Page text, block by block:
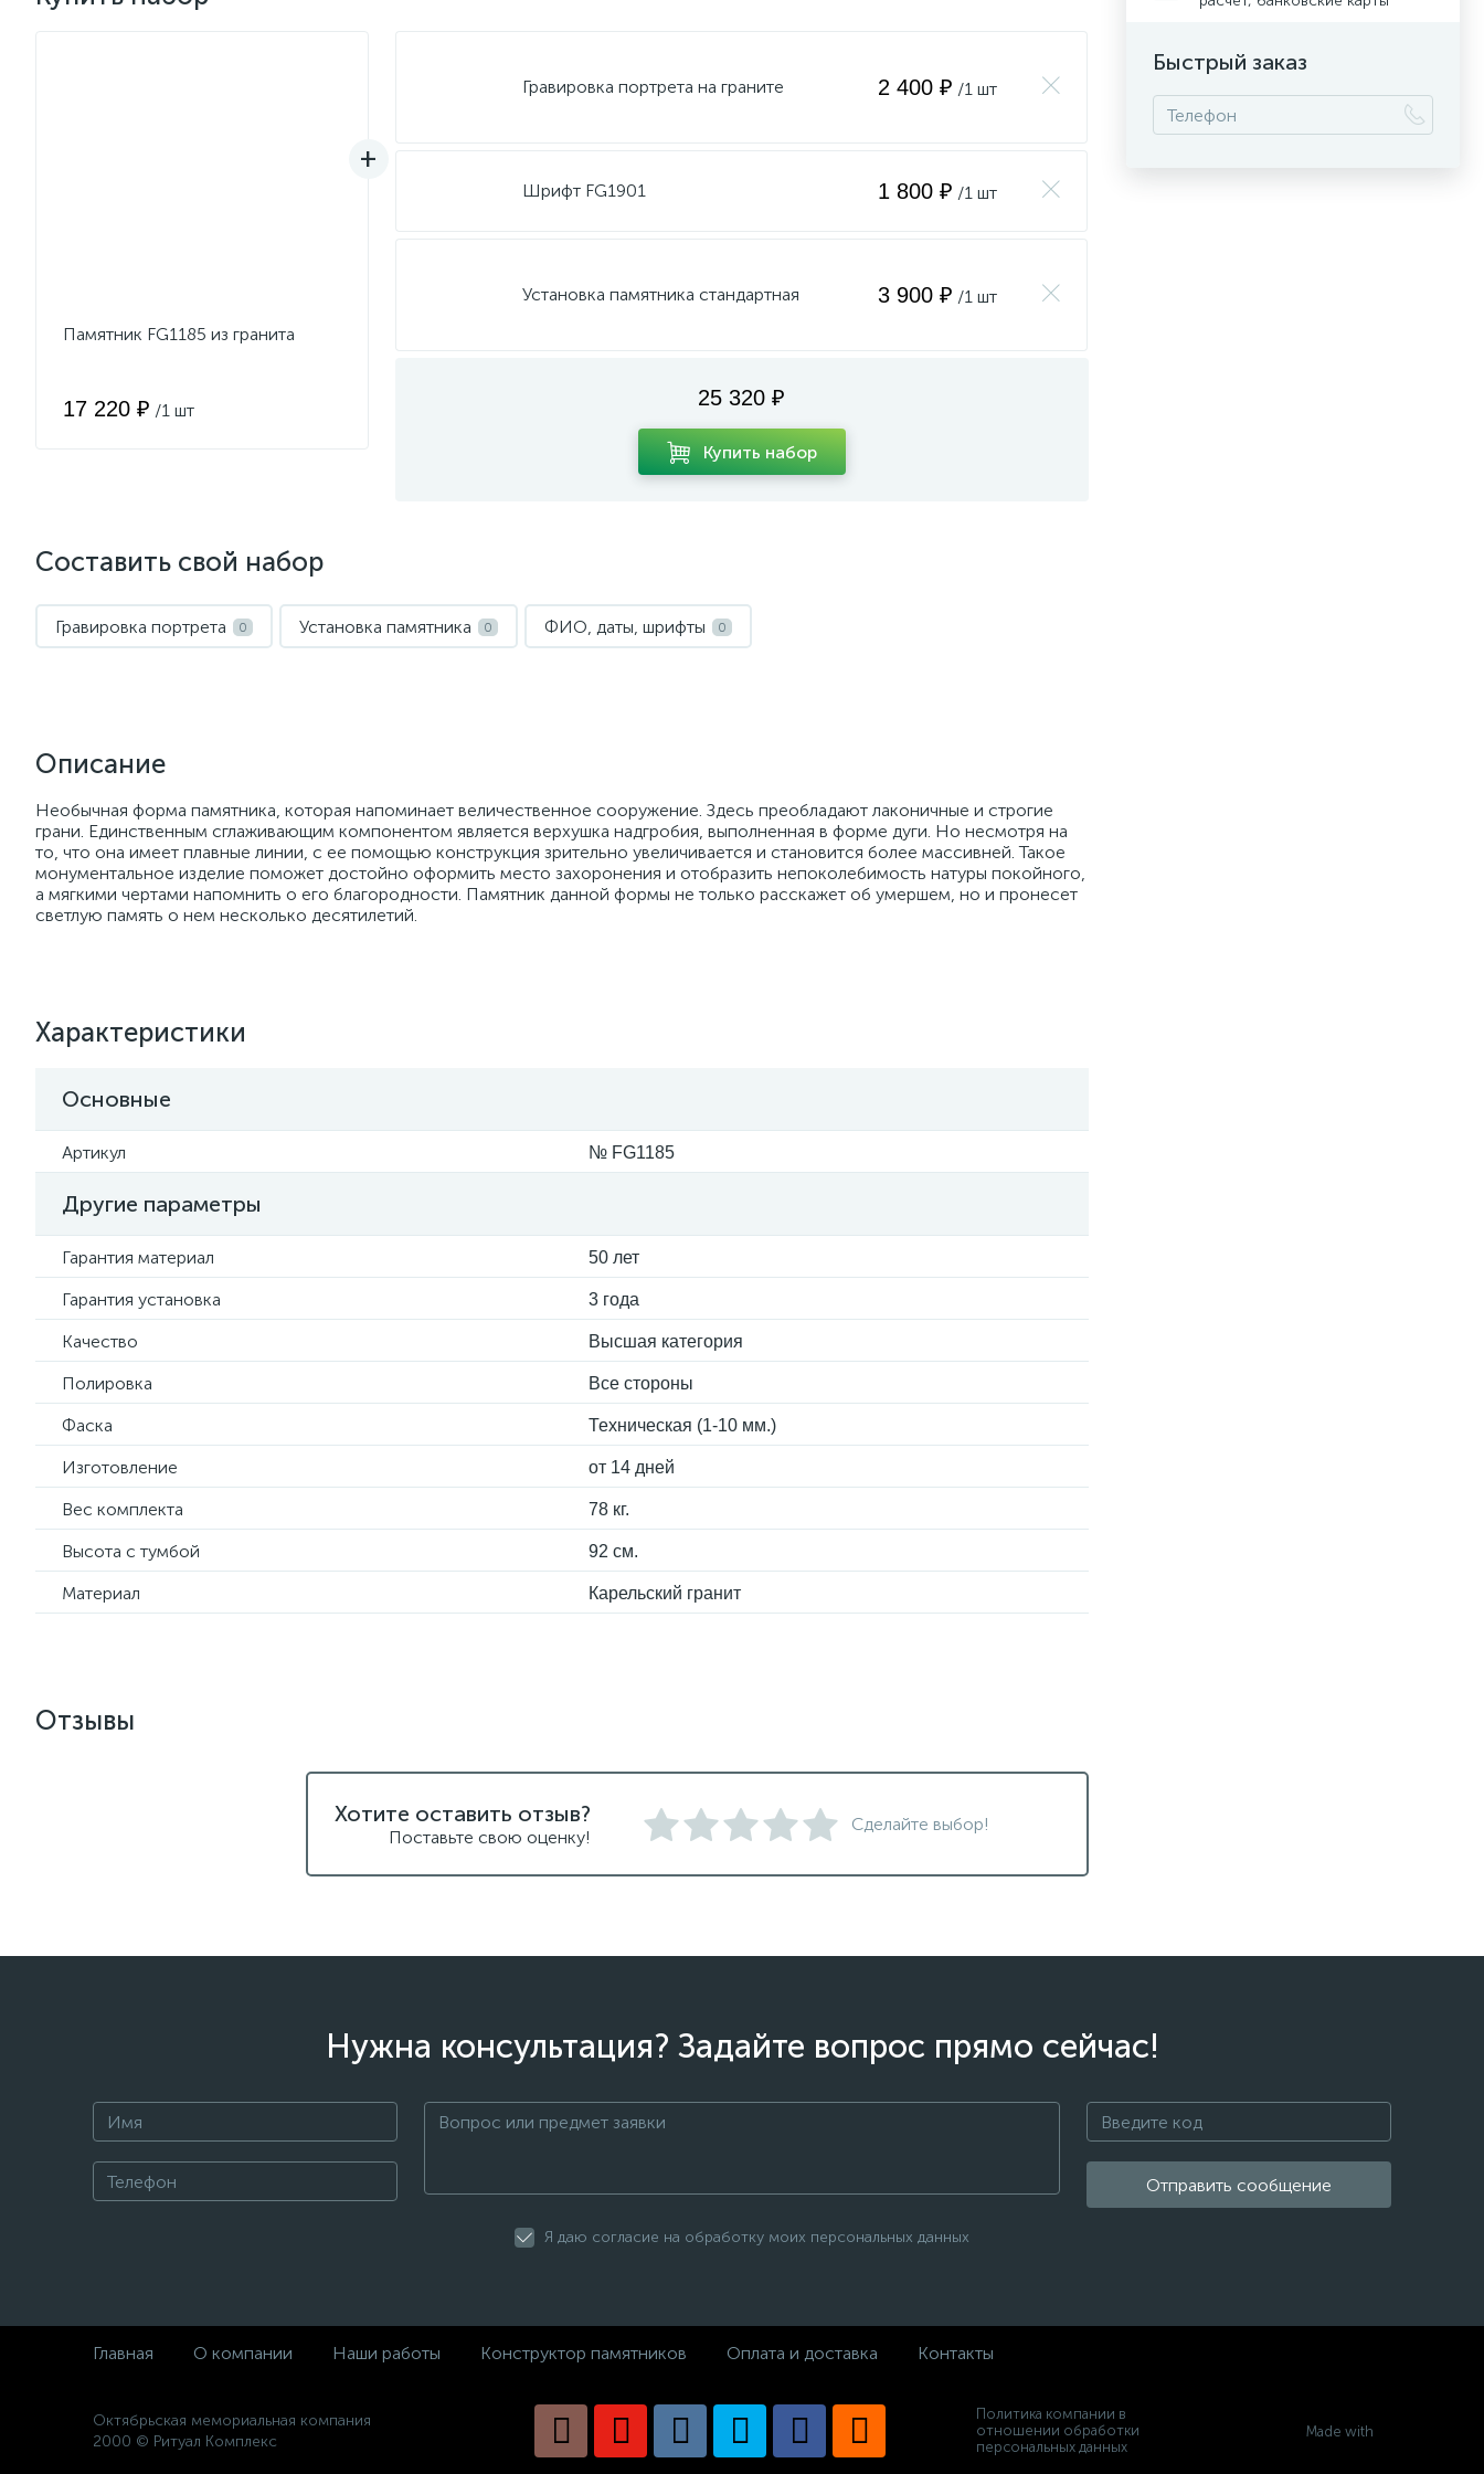
Памятник FG1185 из гранита
17 220 ₽ /1 шт
Гравировка портрета на граните 2 400 ₽ /1 шт
Шрифт FG1901 1 800 ₽ /1 шт
Установка памятника стандартная 3 900 ₽ /1 шт
25 320 ₽
Купить набор
Составить свой набор
Гравировка портрета 0 Установка памятника 0 ФИО, даты, шрифты 0
Описание
Необычная форма памятника, которая напоминает величественное сооружение. Здесь преобладают лаконичные и строгие
грани. Единственным сглаживающим компонентом является верхушка надгробия, выполненная в форме дуги. Но несмотря на
то, что она имеет плавные линии, с ее помощью конструкция зрительно увеличивается и становится более массивней. Такое
монументальное изделие поможет достойно оформить место захоронения и отобразить непоколебимость натуры покойного,
а мягкими чертами напомнить о его благородности. Памятник данной формы не только расскажет об умершем, но и пронесет
светлую память о нем несколько десятилетий.
Характеристики
Основные
Артикул № FG1185
Другие параметры
Гарантия материал 50 лет
Гарантия установка 3 года
Качество Высшая категория
Полировка Все стороны
Фаска Техническая (1-10 мм.)
Изготовление от 14 дней
Вес комплекта 78 кг.
Высота с тумбой 92 см.
Материал Карельский гранит
Быстрый заказ
Отзывы
Хотите оставить отзыв?
Поставьте свою оценку!
Сделайте выбор!
Нужна консультация? Задайте вопрос прямо сейчас!
Отправить сообщение
Я даю согласие на обработку моих персональных данных
Главная О компании Наши работы Конструктор памятников Оплата и доставка Контакты
Октябрьская мемориальная компания
2000 © Ритуал Комплекс
Политика компании в
отношении обработки
персональных данных
Made with